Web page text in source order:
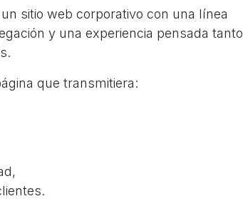
sitio web corporativo con una línea
y una experiencia pensada tanto
que transmitiera: